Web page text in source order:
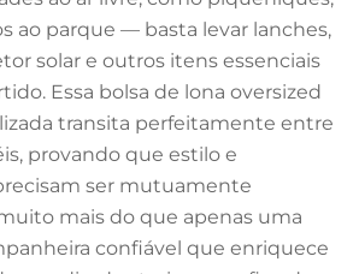
ao parque — basta levar lanches,
solar e outros itens essenciais
Essa bolsa de lona oversized
transita perfeitamente entre
provando que estilo e
ser mutuamente
mais do que apenas uma
confiável que enriquece